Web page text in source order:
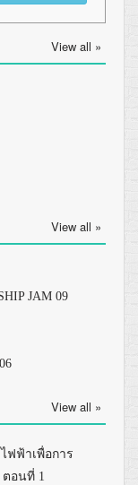
View all »
View all »
JAM 09
View all »
ฟฟ้าเพื่อการ
ตอนที่ 1